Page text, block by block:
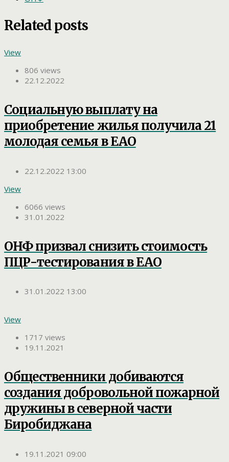
Related posts
View
806 views
22.12.2022
Социальную выплату на
приобретение жилья получила 21
молодая семья в ЕАО
22.12.2022 13:00
View
6066 views
31.01.2022
ОНФ призвал снизить стоимость
ПЦР-тестирования в ЕАО
31.01.2022 13:00
View
1717 views
19.11.2021
Общественники добиваются
создания добровольной пожарной
дружины в северной части
Биробиджана
19.11.2021 09:00